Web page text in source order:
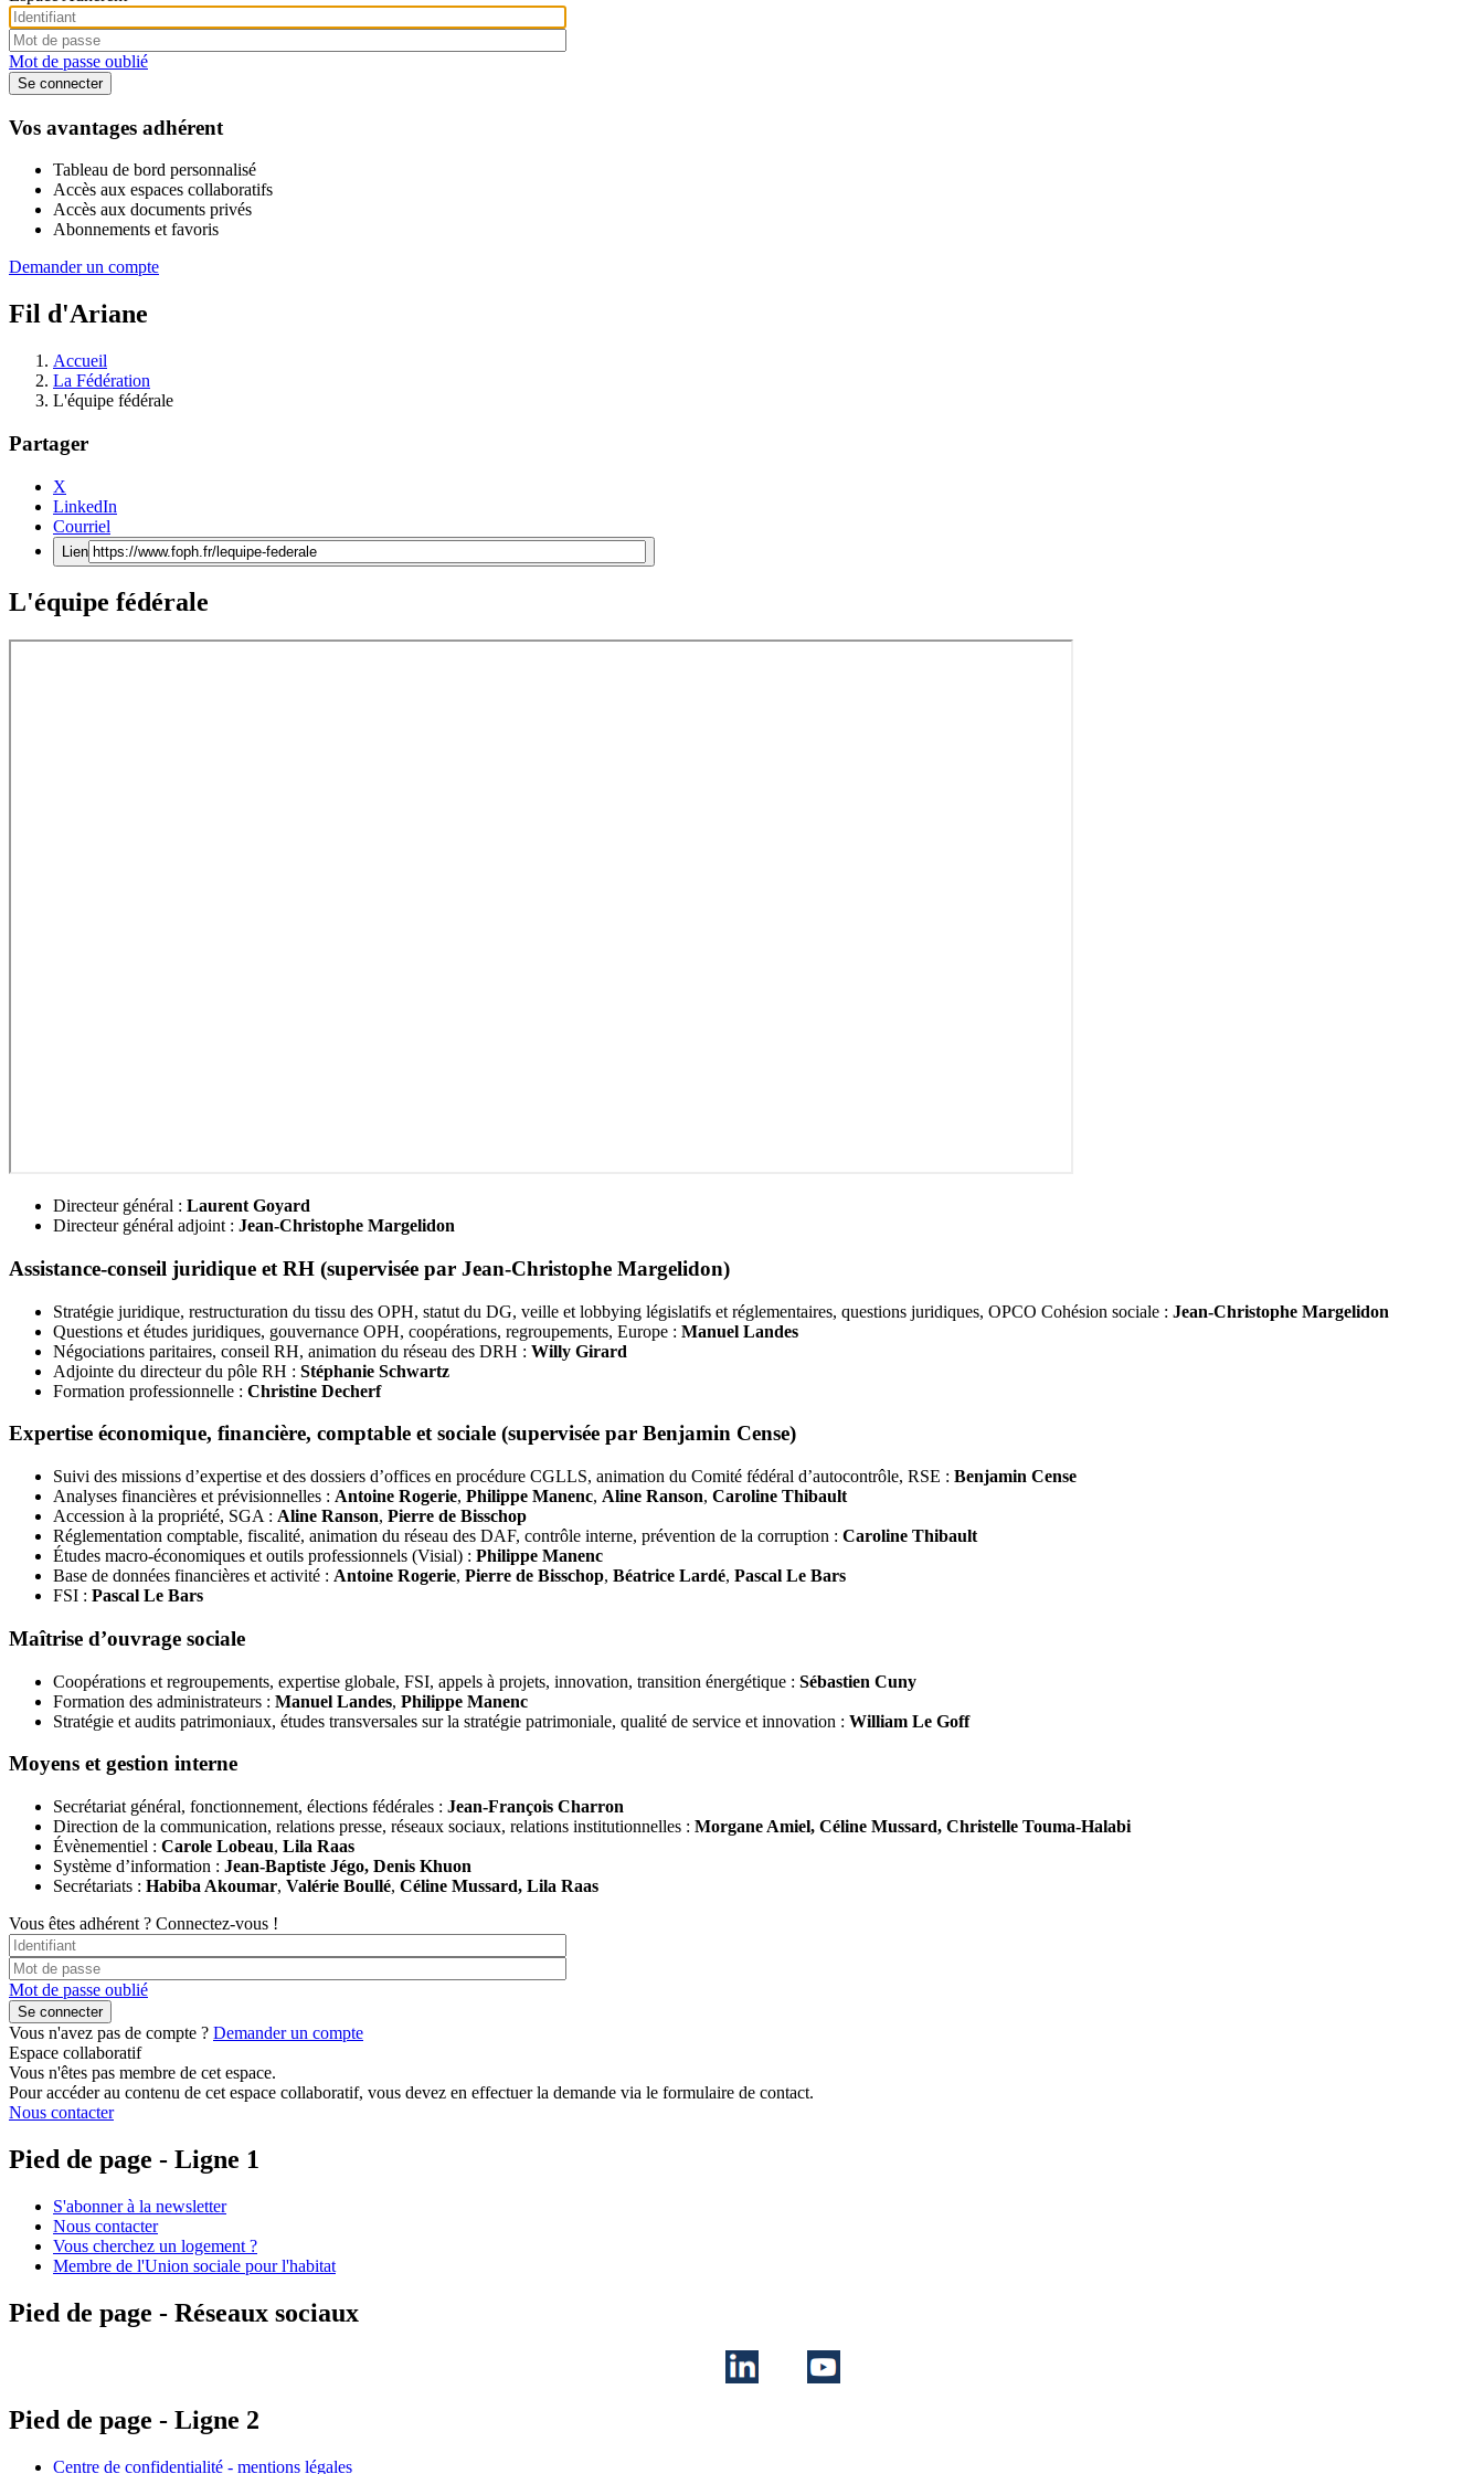
Mot de passe oublié
Vos avantages adhérent
Tableau de bord personnalisé
Accès aux espaces collaboratifs
Accès aux documents privés
Abonnements et favoris
Demander un compte
Fil d'Ariane
Accueil
La Fédération
L'équipe fédérale
Partager
X
LinkedIn
Courriel
Lien
L'équipe fédérale
Directeur général : Laurent Goyard
Directeur général adjoint : Jean-Christophe Margelidon
Assistance-conseil juridique et RH (supervisée par Jean-Christophe Margelidon)
Stratégie juridique, restructuration du tissu des OPH, statut du DG, veille et lobbying législatifs et réglementaires, questions juridiques, OPCO Cohésion sociale : Jean-Christophe Margelidon
Questions et études juridiques, gouvernance OPH, coopérations, regroupements, Europe : Manuel Landes
Négociations paritaires, conseil RH, animation du réseau des DRH : Willy Girard
Adjointe du directeur du pôle RH : Stéphanie Schwartz
Formation professionnelle : Christine Decherf
Expertise économique, financière, comptable et sociale (supervisée par Benjamin Cense)
Suivi des missions d’expertise et des dossiers d’offices en procédure CGLLS, animation du Comité fédéral d’autocontrôle, RSE : Benjamin Cense
Analyses financières et prévisionnelles : Antoine Rogerie, Philippe Manenc, Aline Ranson, Caroline Thibault
Accession à la propriété, SGA : Aline Ranson, Pierre de Bisschop
Réglementation comptable, fiscalité, animation du réseau des DAF, contrôle interne, prévention de la corruption : Caroline Thibault
Études macro-économiques et outils professionnels (Visial) : Philippe Manenc
Base de données financières et activité : Antoine Rogerie, Pierre de Bisschop, Béatrice Lardé, Pascal Le Bars
FSI : Pascal Le Bars
Maîtrise d’ouvrage sociale
Coopérations et regroupements, expertise globale, FSI, appels à projets, innovation, transition énergétique : Sébastien Cuny
Formation des administrateurs : Manuel Landes, Philippe Manenc
Stratégie et audits patrimoniaux, études transversales sur la stratégie patrimoniale, qualité de service et innovation : William Le Goff
Moyens et gestion interne
Secrétariat général, fonctionnement, élections fédérales : Jean-François Charron
Direction de la communication, relations presse, réseaux sociaux, relations institutionnelles : Morgane Amiel, Céline Mussard, Christelle Touma-Halabi
Évènementiel : Carole Lobeau, Lila Raas
Système d’information : Jean-Baptiste Jégo, Denis Khuon
Secrétariats : Habiba Akoumar, Valérie Boullé, Céline Mussard, Lila Raas
Vous êtes adhérent ? Connectez-vous !
Mot de passe oublié
Vous n'avez pas de compte ? Demander un compte
Espace collaboratif
Vous n'êtes pas membre de cet espace.
Pour accéder au contenu de cet espace collaboratif, vous devez en effectuer la demande via le formulaire de contact.
Nous contacter
Pied de page - Ligne 1
S'abonner à la newsletter
Nous contacter
Vous cherchez un logement ?
Membre de l'Union sociale pour l'habitat
Pied de page - Réseaux sociaux
Pied de page - Ligne 2
Centre de confidentialité - mentions légales